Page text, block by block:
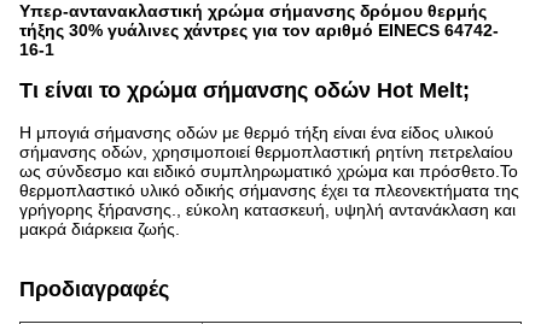
Υπερ-αντανακλαστική χρώμα σήμανσης δρόμου θερμής
τήξης 30% γυάλινες χάντρες για τον αριθμό EINECS 64742-
16-1
Τι είναι το χρώμα σήμανσης οδών Hot Melt;
Η μπογιά σήμανσης οδών με θερμό τήξη είναι ένα είδος υλικού
σήμανσης οδών, χρησιμοποιεί θερμοπλαστική ρητίνη πετρελαίου
ως σύνδεσμο και ειδικό συμπληρωματικό χρώμα και πρόσθετο.Το
θερμοπλαστικό υλικό οδικής σήμανσης έχει τα πλεονεκτήματα της
γρήγορης ξήρανσης., εύκολη κατασκευή, υψηλή αντανάκλαση και
μακρά διάρκεια ζωής.
Προδιαγραφές